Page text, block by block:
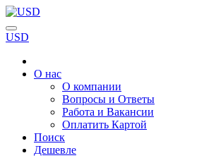
USD
О нас
О компании
Вопросы и Ответы
Работа и Вакансии
Оплатить Картой
Поиск
Дешевле